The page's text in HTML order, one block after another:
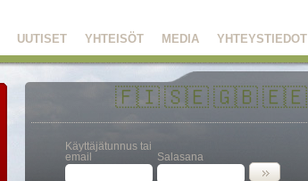
YHTEYSTIEDOT
MEDIA
YHTEISÖT
UUTISET
🇫🇮🇸🇪🇬🇧🇪🇪
Käyttäjätunnus tai
email
Salasana